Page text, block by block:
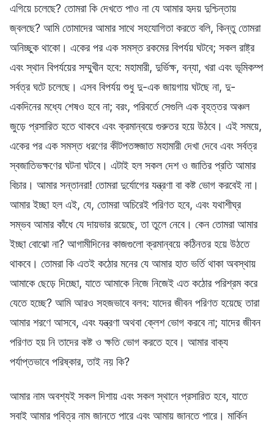
এগিয়ে চলেছে? তোমরা কি দেখতে পাও না যে আমার হৃদয় দুশ্চিন্তায়
জ্বলছে? আমি তোমাদের আমার সাথে সহযোগিতা করতে বলি, কিন্তু তোমরা
অনিচ্ছুক থাকো। একের পর এক সমস্ত রকমের বিপর্যয় ঘটবে; সকল রাষ্ট্র
এবং স্থান বিপর্যয়ের সম্মুখীন হবে: মহামারী, দুর্ভিক্ষ, বন্যা, খরা এবং ভূমিকম্প
সর্বত্র ঘটে চলেছে। এসব বিপর্যয় শুধু দু-এক জায়গায় ঘটছে না, দু-
একদিনের মধ্যে শেষও হবে না; বরং, পরিবর্তে সেগুলি এক বৃহত্তর অঞ্চল
জুড়ে প্রসারিত হতে থাকবে এবং ক্রমান্বয়ে গুরুতর হয়ে উঠবে। এই সময়ে,
একের পর এক সমস্ত ধরণের কীটপতঙ্গজাত মহামারী দেখা দেবে এবং সর্বত্র
স্বজাতিভক্ষণের ঘটনা ঘটবে। এটাই হল সকল দেশ ও জাতির প্রতি আমার
বিচার। আমার সন্তানরা! তোমরা দুর্যোগের যন্ত্রণা বা কষ্ট ভোগ করবেই না।
আমার ইচ্ছা হল এই, যে, তোমরা অচিরেই পরিণত হবে, এবং যথাশীঘ্র
সম্ভব আমার কাঁধে যে দায়ভার রয়েছে, তা তুলে নেবে। কেন তোমরা আমার
ইচ্ছা বোঝো না? আগামীদিনের কাজগুলো ক্রমান্বয়ে কঠিনতর হয়ে উঠতে
থাকবে। তোমরা কি এতই কঠোর মনের যে আমার হাত ভর্তি থাকা অবস্থায়
আমাকে ছেড়ে দিচ্ছো, যাতে আমাকে নিজে নিজেই এত কঠোর পরিশ্রম করে
যেতে হচ্ছে? আমি আরও সহজভাবে বলব: যাদের জীবন পরিণত হয়েছে তারা
আমার শরণে আসবে, এবং যন্ত্রণা অথবা ক্লেশ ভোগ করবে না; যাদের জীবন
পরিণত হয় নি তাদের কষ্ট ও ক্ষতি ভোগ করতে হবে। আমার বাক্য
পর্যাপ্তভাবে পরিষ্কার, তাই নয় কি?
আমার নাম অবশ্যই সকল দিশায় এবং সকল স্থানে প্রসারিত হবে, যাতে
সবাই আমার পবিত্র নাম জানতে পারে এবং আমায় জানতে পারে। মার্কিন